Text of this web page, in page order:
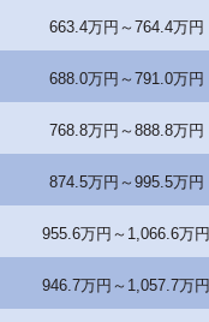
663.4万円～764.4万円
688.0万円～791.0万円
768.8万円～888.8万円
874.5万円～995.5万円
955.6万円～1,066.6万円
946.7万円～1,057.7万円